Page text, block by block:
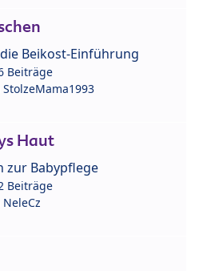
Beikost-Einführung
Beiträge
StolzeMama1993
Haut
zur Babypflege
Beiträge
NeleCz